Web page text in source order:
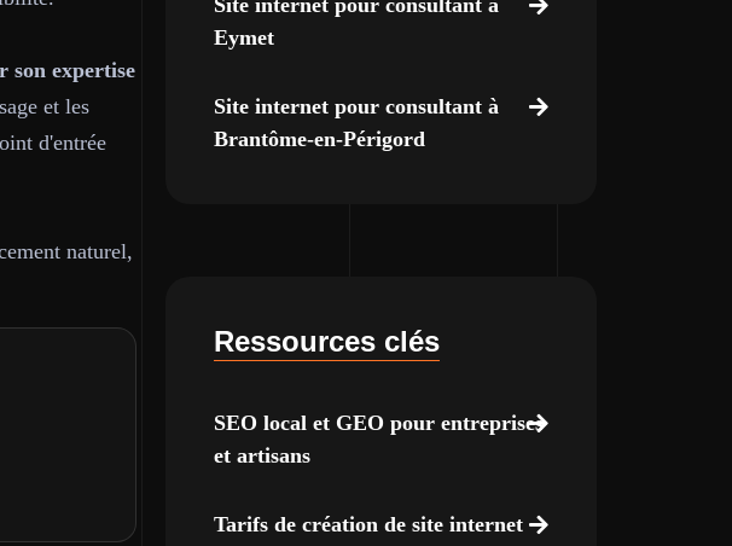
son expertise
et les
d'entrée
naturel,
Site internet pour consultant à
Eymet
Site internet pour consultant à
Brantôme-en-Périgord
Ressources clés
SEO local et GEO pour entreprises
et artisans
Tarifs de création de site internet